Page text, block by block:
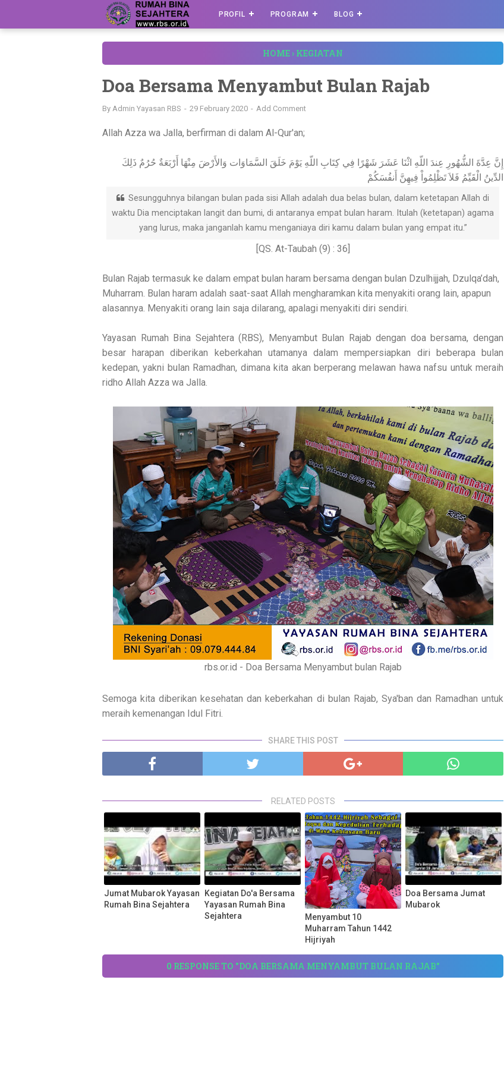
PROFIL PROGRAM BLOG
HOME › KEGIATAN
Doa Bersama Menyambut Bulan Rajab
By Admin Yayasan RBS 29 February 2020 Add Comment
Allah Azza wa Jalla, berfirman di dalam Al-Qur'an;
إِنَّ عِدَّةَ الشُّهُورِ عِندَ اللّهِ اثْنَا عَشَرَ شَهْرًا فِي كِتَابِ اللّهِ يَوْمَ خَلَقَ السَّمَاوَات وَالأَرْضَ مِنْهَا أَرْبَعَةٌ حُرُمٌ ذَلِكَ
الدِّينُ الْقَيِّمُ فَلاَ تَظْلِمُواْ فِيهِنَّ أَنفُسَكُمْ
Sesungguhnya bilangan bulan pada sisi Allah adalah dua belas bulan, dalam ketetapan Allah di
waktu Dia menciptakan langit dan bumi, di antaranya empat bulan haram. Itulah (ketetapan) agama
yang lurus, maka janganlah kamu menganiaya diri kamu dalam bulan yang empat itu.”
[QS. At-Taubah (9) : 36]
Bulan Rajab termasuk ke dalam empat bulan haram bersama dengan bulan Dzulhijjah, Dzulqa’dah,
Muharram. Bulan haram adalah saat-saat Allah mengharamkan kita menyakiti orang lain, apapun
alasannya. Menyakiti orang lain saja dilarang, apalagi menyakiti diri sendiri.
Yayasan Rumah Bina Sejahtera (RBS), Menyambut Bulan Rajab dengan doa bersama, dengan
besar harapan diberikan keberkahan utamanya dalam mempersiapkan diri beberapa bulan
kedepan, yakni bulan Ramadhan, dimana kita akan berperang melawan hawa nafsu untuk meraih
ridho Allah Azza wa Jalla.
rbs.or.id - Doa Bersama Menyambut bulan Rajab
Semoga kita diberikan kesehatan dan keberkahan di bulan Rajab, Sya'ban dan Ramadhan untuk
meraih kemenangan Idul Fitri.
SHARE THIS POST
RELATED POSTS
Jumat Mubarok Yayasan
Rumah Bina Sejahtera
Kegiatan Do'a Bersama
Yayasan Rumah Bina
Sejahtera
Menyambut 10
Muharram Tahun 1442
Hijriyah
Doa Bersama Jumat
Mubarok
0 RESPONSE TO "DOA BERSAMA MENYAMBUT BULAN RAJAB"